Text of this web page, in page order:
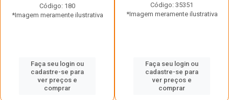
Código: 180
*Imagem meramente ilustrativa
Faça seu login ou
cadastre-se para
ver preços e
comprar
Código: 35351
*Imagem meramente ilustrativa
Faça seu login ou
cadastre-se para
ver preços e
comprar